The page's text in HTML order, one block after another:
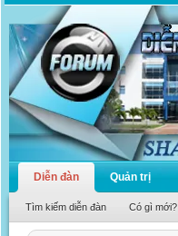
Diễn đàn
Tìm kiếm diễn đàn Có gì mới?
Quản trị